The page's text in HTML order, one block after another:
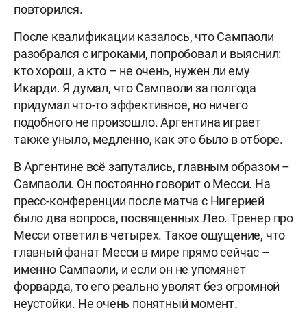
повторился.
После квалификации казалось, что Сампаоли
разобрался с игроками, попробовал и выяснил:
кто хорош, а кто – не очень, нужен ли ему
Икарди. Я думал, что Сампаоли за полгода
придумал что-то эффективное, но ничего
подобного не произошло. Аргентина играет
также уныло, медленно, как это было в отборе.
В Аргентине всё запутались, главным образом –
Сампаоли. Он постоянно говорит о Месси. На
пресс-конференции после матча с Нигерией
было два вопроса, посвященных Лео. Тренер про
Месси ответил в четырех. Такое ощущение, что
главный фанат Месси в мире прямо сейчас –
именно Сампаоли, и если он не упомянет
форварда, то его реально уволят без огромной
неустойки. Не очень понятный момент.